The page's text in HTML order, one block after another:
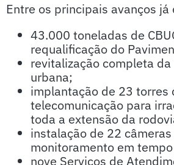
Entre os principais avanços já
43.000 toneladas de
requalificação do
revitalização completa
urbana;
implantação de 23 torres
telecomunicação para
toda a extensão da
instalação de 22
monitoramento em
nove Serviços de